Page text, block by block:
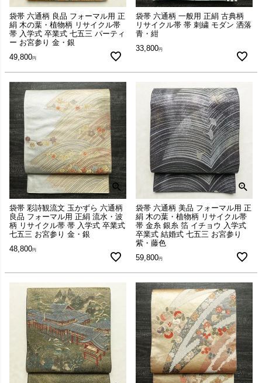
袋帯 六通柄 良品 フォーマル用 正
絹 木の葉・植物柄 リサイクル帯
帯 入学式 卒業式 七五三 パーティ
ー お宮参り 金・銀
49,800
袋帯 六通柄 一般用 正絹 古典柄
リサイクル帯 帯 刺繍 モダン 洒落
青・紺
33,800
袋帯 彩詩観流文 玉かずら 六通柄
良品 フォーマル用 正絹 流水・波
柄 リサイクル帯 帯 入学式 卒業式
七五三 お宮参り 金・銀
48,800
袋帯 六通柄 美品 フォーマル用 正
絹 木の葉・植物柄 リサイクル帯
帯 金糸 銀糸 箔 イチョウ 入学式
卒業式 結婚式 七五三 お宮参り
紫・藤色
59,800